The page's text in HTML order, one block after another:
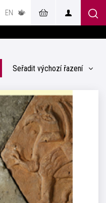
EN
v českém
jazyce
Seřadit výchozí řazení